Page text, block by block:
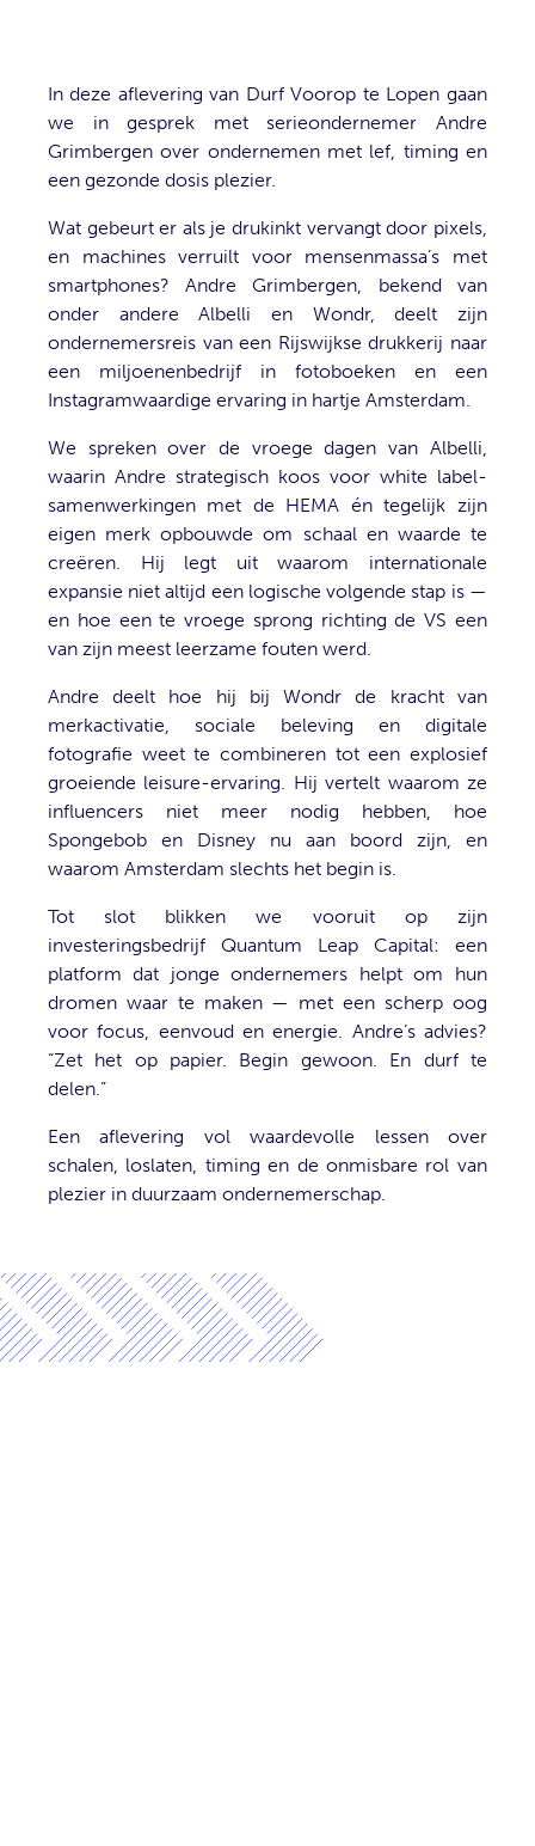
In deze aflevering van Durf Voorop te Lopen gaan
we in gesprek met serieondernemer Andre
Grimbergen over ondernemen met lef, timing en
een gezonde dosis plezier.
Wat gebeurt er als je drukinkt vervangt door pixels,
en machines verruilt voor mensenmassa’s met
smartphones? Andre Grimbergen, bekend van
onder andere Albelli en Wondr, deelt zijn
ondernemersreis van een Rijswijkse drukkerij naar
een miljoenenbedrijf in fotoboeken en een
Instagramwaardige ervaring in hartje Amsterdam.
We spreken over de vroege dagen van Albelli,
waarin Andre strategisch koos voor white label-
samenwerkingen met de HEMA én tegelijk zijn
eigen merk opbouwde om schaal en waarde te
creëren. Hij legt uit waarom internationale
expansie niet altijd een logische volgende stap is —
en hoe een te vroege sprong richting de VS een
van zijn meest leerzame fouten werd.
Andre deelt hoe hij bij Wondr de kracht van
merkactivatie, sociale beleving en digitale
fotografie weet te combineren tot een explosief
groeiende leisure-ervaring. Hij vertelt waarom ze
influencers niet meer nodig hebben, hoe
Spongebob en Disney nu aan boord zijn, en
waarom Amsterdam slechts het begin is.
Tot slot blikken we vooruit op zijn
investeringsbedrijf Quantum Leap Capital: een
platform dat jonge ondernemers helpt om hun
dromen waar te maken — met een scherp oog
voor focus, eenvoud en energie. Andre’s advies?
“Zet het op papier. Begin gewoon. En durf te
delen.”
Een aflevering vol waardevolle lessen over
schalen, loslaten, timing en de onmisbare rol van
plezier in duurzaam ondernemerschap.